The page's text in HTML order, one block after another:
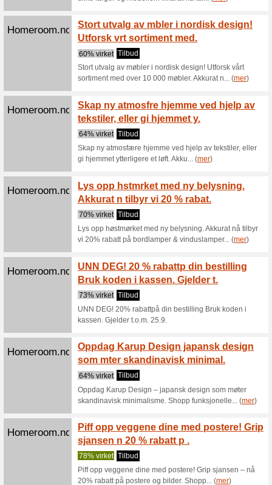
Homeroom.no
N
Homeroom.no
Gjr
Gjør
finner du
(mer)